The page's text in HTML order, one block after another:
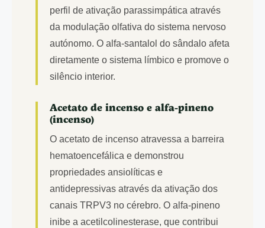
perfil de ativação parassimpática através
da modulação olfativa do sistema nervoso
autónomo. O alfa-santalol do sândalo afeta
diretamente o sistema límbico e promove o
silêncio interior.
Acetato de incenso e alfa-pineno
(incenso)
O acetato de incenso atravessa a barreira
hematoencefálica e demonstrou
propriedades ansiolíticas e
antidepressivas através da ativação dos
canais TRPV3 no cérebro. O alfa-pineno
inibe a acetilcolinesterase, que contribui